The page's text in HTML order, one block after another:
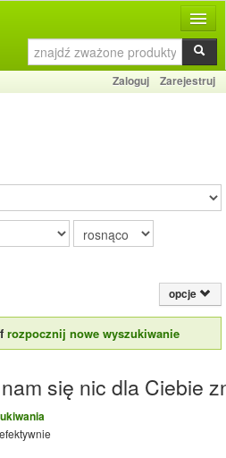
Zaloguj Zarejestruj
opcje
rozpocznij nowe wyszukiwanie
się nic dla Ciebie